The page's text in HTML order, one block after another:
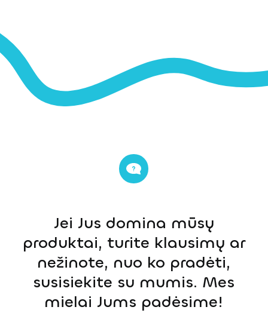
Jei Jus domina mūsų
produktai, turite klausimų ar
nežinote, nuo ko pradėti,
susisiekite su mumis. Mes
mielai Jums padėsime!